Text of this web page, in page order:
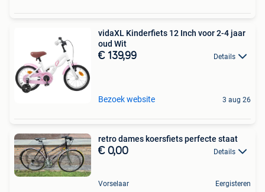
vidaXL Kinderfiets 12 Inch voor 2-4 jaar
oud Wit
€ 139,99 Details
Bezoek website 3 aug 26
retro dames koersfiets perfecte staat
€ 0,00 Details
Vorselaar Eergisteren